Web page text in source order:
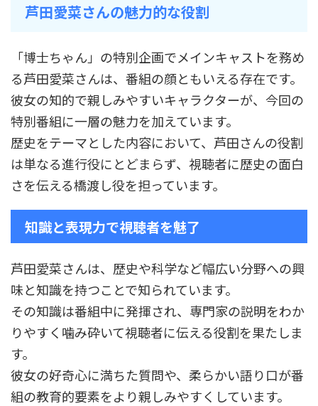
芦田愛菜さんの魅力的な役割
「博士ちゃん」の特別企画でメインキャストを務め
る芦田愛菜さんは、番組の顔ともいえる存在です。
彼女の知的で親しみやすいキャラクターが、今回の
特別番組に一層の魅力を加えています。
歴史をテーマとした内容において、芦田さんの役割
は単なる進行役にとどまらず、視聴者に歴史の面白
さを伝える橋渡し役を担っています。
知識と表現力で視聴者を魅了
芦田愛菜さんは、歴史や科学など幅広い分野への興
味と知識を持つことで知られています。
その知識は番組中に発揮され、専門家の説明をわか
りやすく噛み砕いて視聴者に伝える役割を果たしま
す。
彼女の好奇心に満ちた質問や、柔らかい語り口が番
組の教育的要素をより親しみやすくしています。